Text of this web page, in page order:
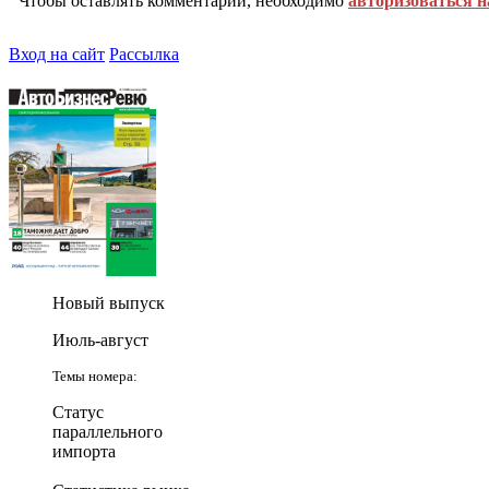
Вход на сайт Рассылка
Новый выпуск
Июль-август
Темы номера:
Статус
параллельного
импорта